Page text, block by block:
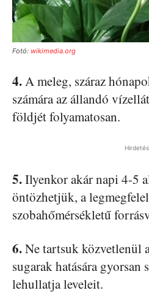
Fotó: wikimedia.org
4.A meleg, száraz
számára az állandó
földjét folyamatosan.
Hirdetés
5.Ilyenkor akár napi 4-5
öntözhetjük, a
szobahőmérsékletű
6.Ne tartsuk közvetlenül
sugarak hatására gyorsan
lehullatja leveleit.